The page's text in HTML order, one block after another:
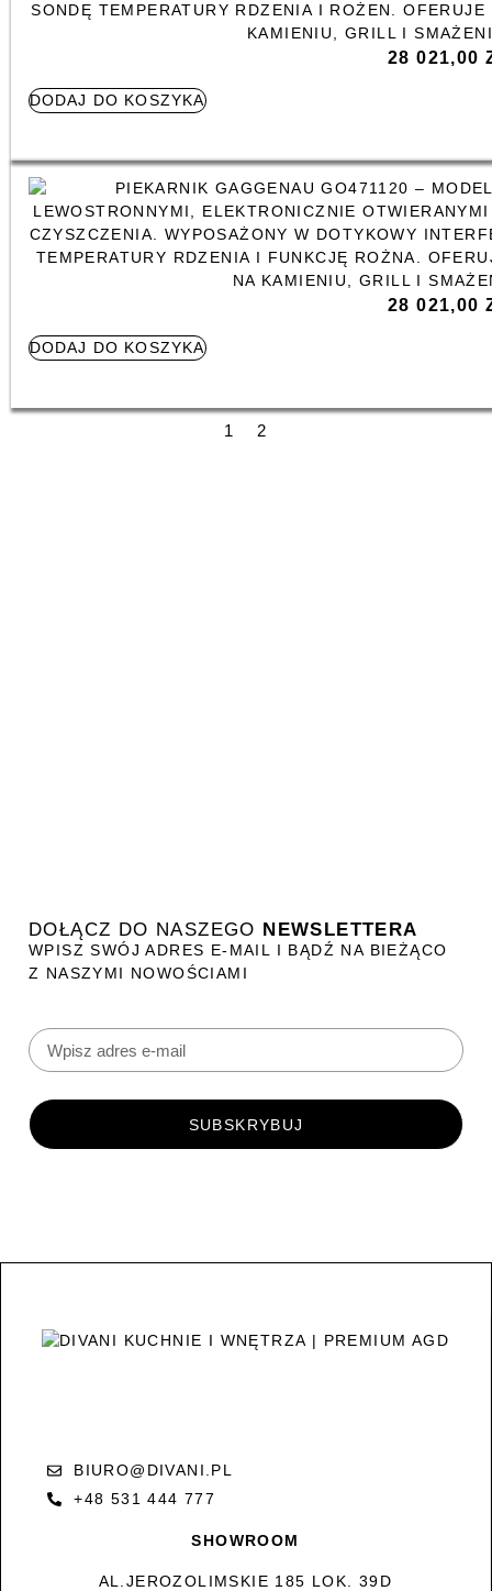
28 021,00
DODAJ DO KOSZYKA
28 021,00
DODAJ DO KOSZYKA
1 2
DOŁĄCZ DO NASZEGO NEWSLETTERA
WPISZ SWÓJ ADRES E-MAIL I BĄDŹ NA BIEŻĄCO
Z NASZYMI NOWOŚCIAMI
SUBSKRYBUJ
BIURO@DIVANI.PL
+48 531 444 777
SHOWROOM
AL.JEROZOLIMSKIE 185 LOK. 39D